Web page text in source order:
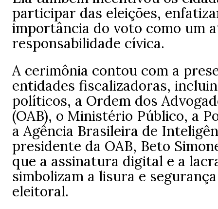
participar das eleições,
importância do voto como um
responsabilidade cívica.
A cerimônia contou com a
entidades fiscalizadoras,
políticos, a Ordem dos
(OAB), o Ministério Público, a
a Agência Brasileira de
presidente da OAB, Beto
que a assinatura digital e a
simbolizam a lisura e
eleitoral.